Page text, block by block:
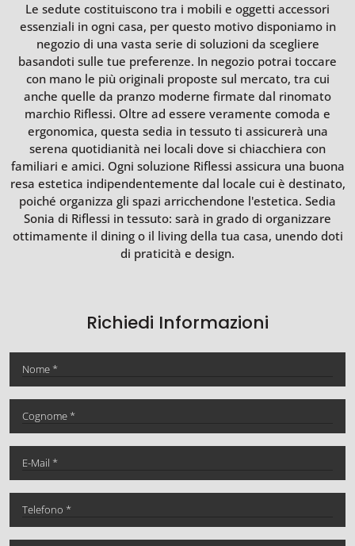
Le sedute costituiscono tra i mobili e oggetti accessori
essenziali in ogni casa, per questo motivo disponiamo in
negozio di una vasta serie di soluzioni da scegliere
basandoti sulle tue preferenze. In negozio potrai toccare
con mano le più originali proposte sul mercato, tra cui
anche quelle da pranzo moderne firmate dal rinomato
marchio Riflessi. Oltre ad essere veramente comoda e
ergonomica, questa sedia in tessuto ti assicurerà una
serena quotidianità nei locali dove si chiacchiera con
familiari e amici. Ogni soluzione Riflessi assicura una buona
resa estetica indipendentemente dal locale cui è destinato,
poiché organizza gli spazi arricchendone l'estetica. Sedia
Sonia di Riflessi in tessuto: sarà in grado di organizzare
ottimamente il dining o il living della tua casa, unendo doti
di praticità e design.
Richiedi Informazioni